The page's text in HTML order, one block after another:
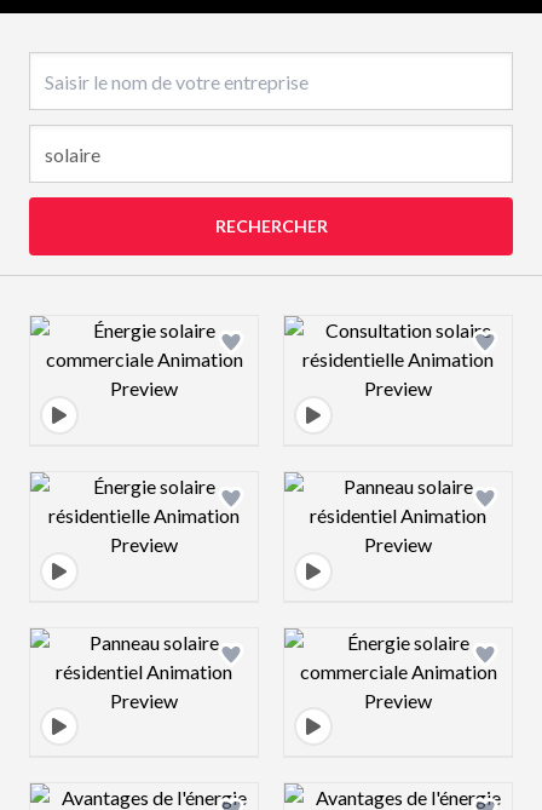
RECHERCHER
Design preview image Design preview
Design preview image Design preview
Design preview image Design preview
Design preview image Design preview